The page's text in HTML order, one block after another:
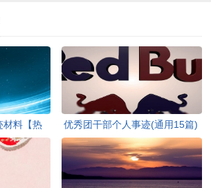
材料【热
优秀团干部个人事迹(通用15篇)